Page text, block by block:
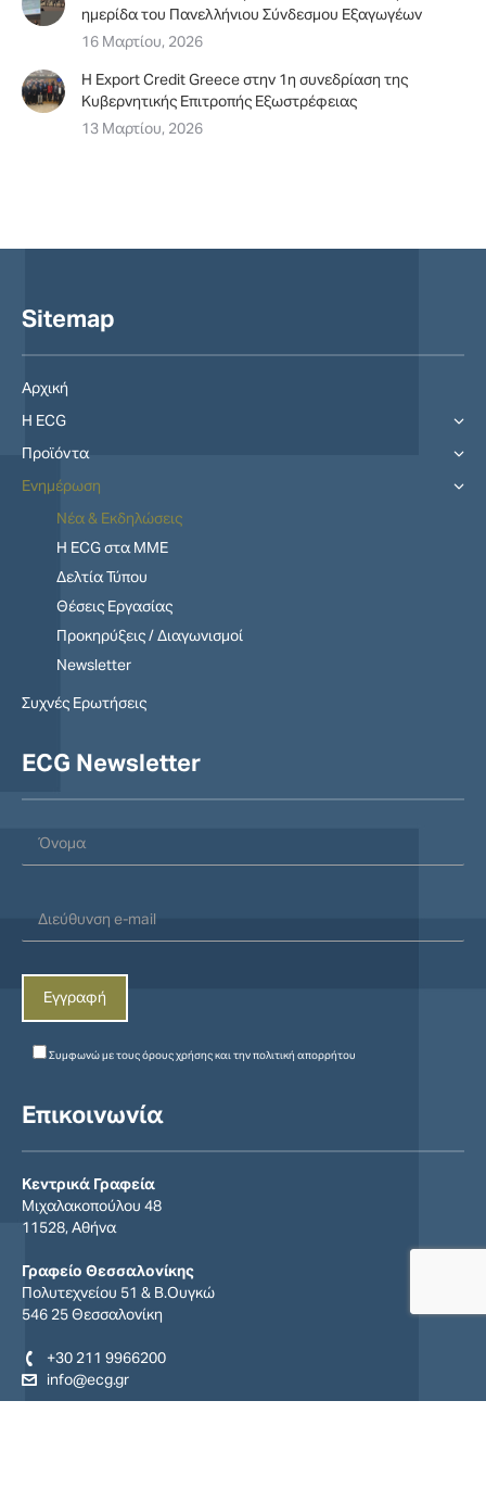
ημερίδα του Πανελλήνιου Σύνδεσμου Εξαγωγέων
16 Μαρτίου, 2026
H Export Credit Greece στην 1η συνεδρίαση της
Κυβερνητικής Επιτροπής Εξωστρέφειας
13 Μαρτίου, 2026
Sitemap
Αρχική
Η ECG
Προϊόντα
Ενημέρωση
Νέα & Εκδηλώσεις
Η ECG στα MME
Δελτία Τύπου
Θέσεις Εργασίας
Προκηρύξεις / Διαγωνισμοί
Newsletter
Συχνές Ερωτήσεις
ECG Newsletter
Συμφωνώ με τους όρους χρήσης και την πολιτική απορρήτου
Επικοινωνία
Κεντρικά Γραφεία
Μιχαλακοπούλου 48
11528, Αθήνα
Γραφείο Θεσσαλονίκης
Πολυτεχνείου 51 & Β.Ουγκώ
546 25 Θεσσαλονίκη
+30 211 9966200
info@ecg.gr